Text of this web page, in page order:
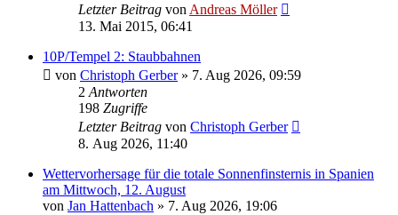
Letzter Beitrag von Andreas Möller
13. Mai 2015, 06:41
10P/Tempel 2: Staubbahnen
von Christoph Gerber» 7. Aug 2026, 09:59
2 Antworten
198 Zugriffe
Letzter Beitrag von Christoph Gerber
8. Aug 2026, 11:40
Wettervorhersage für die totale Sonnenfinsternis in Spanien
am Mittwoch, 12. August
von Jan Hattenbach » 7. Aug 2026, 19:06